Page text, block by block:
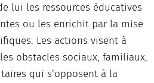
lui les ressources éducatives
ou les enrichit par la mise
Les actions visent à
obstacles sociaux, familiaux,
qui s’opposent à la